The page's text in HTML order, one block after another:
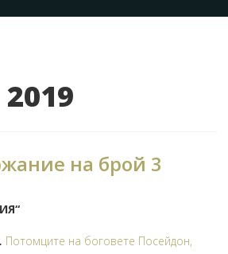
на брой 3
Потомците на боговете Посейдон,